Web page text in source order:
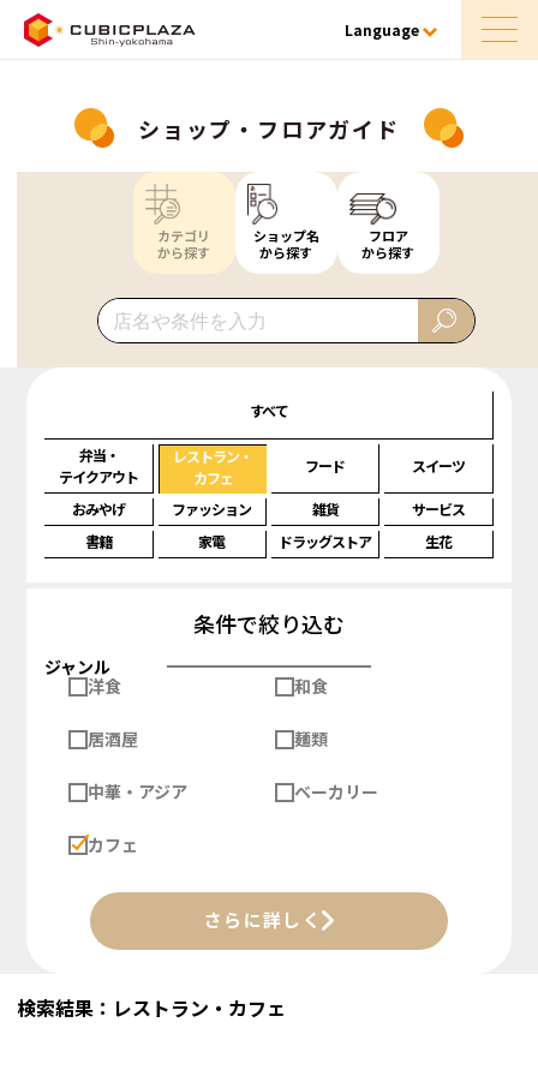
Language
ショップ・フロアガイド
カテゴリ
から探す
ショップ名
から探す
フロア
から探す
すべて
弁当・
テイクアウト
レストラン・
カフェ
フード スイーツ
おみやげ ファッション 雑貨
サービス
書籍
家電 ドラッグストア 生花
条件で絞り込む
ジャンル
洋食
和食
居酒屋 麺類
中華・アジア ベーカリー
カフェ
さらに詳しく
検索結果：レストラン・カフェ